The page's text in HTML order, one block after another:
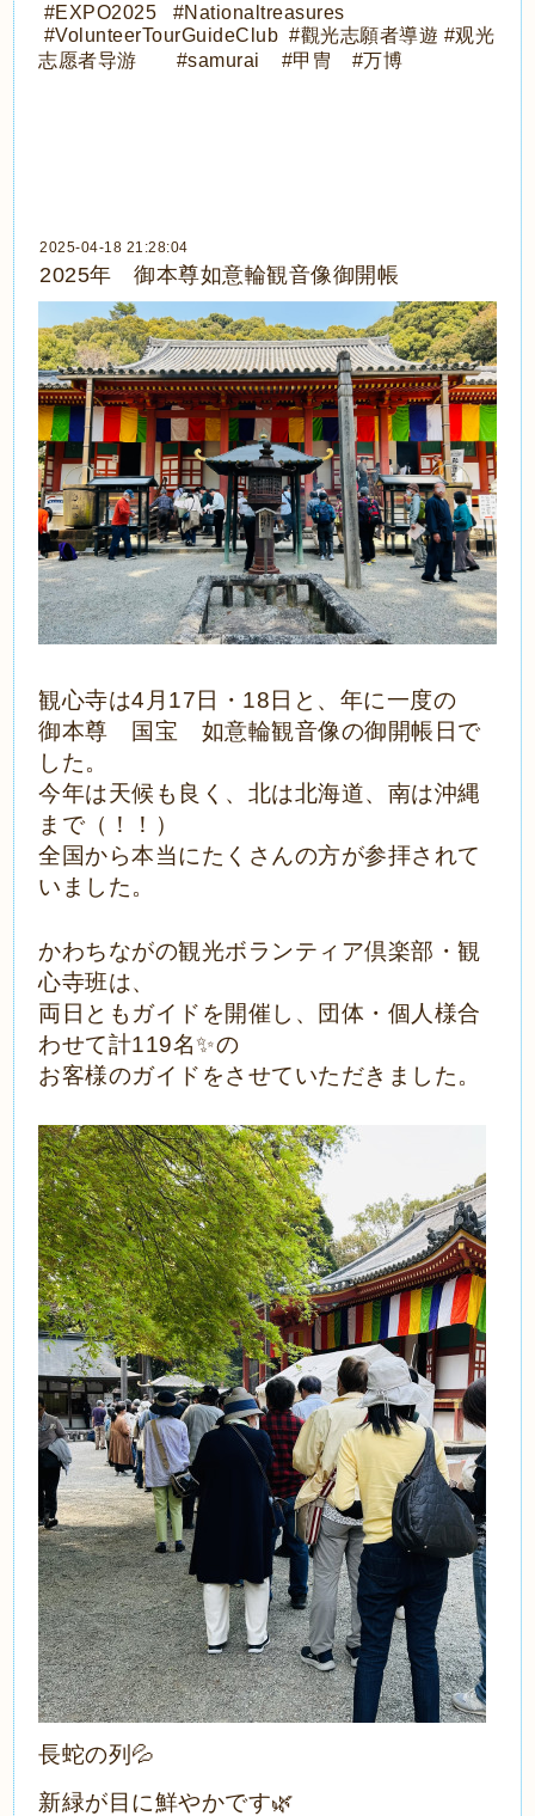
#EXPO2025
#Nationaltreasures
#VolunteerTourGuideClub #觀光志願者導遊 #观光
志愿者导游 #samurai #甲冑 #万博
2025-04-18 21:28:04
2025年 御本尊如意輪観音像御開帳
観心寺は4月17日・18日と、年に一度の
御本尊 国宝 如意輪観音像の御開帳日で
した。
今年は天候も良く、北は北海道、南は沖縄
まで（！！）
全国から本当にたくさんの方が参拝されて
いました。
かわちながの観光ボランティア倶楽部・観
心寺班は、
両日ともガイドを開催し、
団体・個人様合
わせて計119名✨の
お客様のガイドをさせていただきました。
長蛇の列💦
新緑が目に鮮やかです🌿